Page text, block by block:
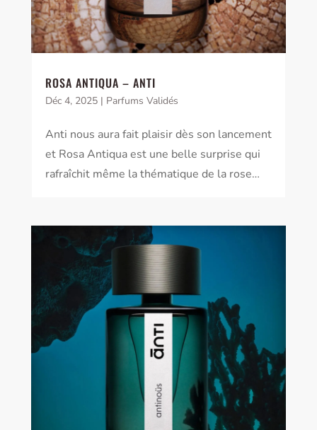
ROSA ANTIQUA – ANTI
Déc 4, 2025| Parfums Validés
Anti nous aura fait plaisir dès son lancement
et Rosa Antiqua est une belle surprise qui
rafraîchit même la thématique de la rose…